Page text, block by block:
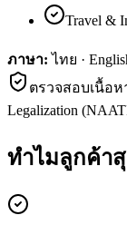
Travel &
ภาษา: ไทย ·
ตรวจสอบเนื้อห
Legalization
ทำไมลูกค้า